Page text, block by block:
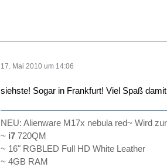
17. Mai 2010 um 14:06
siehste! Sogar in Frankfurt! Viel Spaß damit
NEU: Alienware M17x nebula red~ Wird
~ i7 720QM
~ 16" RGBLED Full HD White Leather
~ 4GB RAM